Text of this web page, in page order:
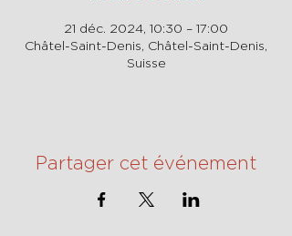
21 déc. 2024, 10:30 – 17:00
Châtel-Saint-Denis, Châtel-Saint-Denis,
Suisse
Partager cet événement